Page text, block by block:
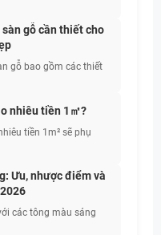
gỗ cần thiết cho
gỗ bao gồm các thiết
nhiêu tiền 1㎡?
tiền 1m² sẽ phụ
Ưu, nhược điểm và
các tông màu sáng